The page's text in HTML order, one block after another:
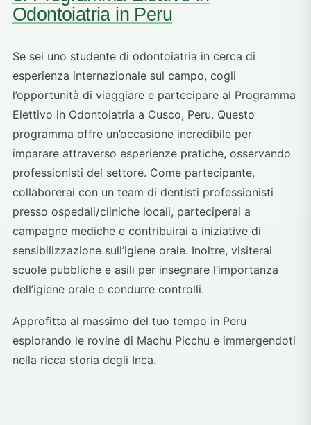
Odontoiatria in Peru
Se sei uno studente di odontoiatria in cerca di
esperienza internazionale sul campo, cogli
l’opportunità di viaggiare e partecipare al Programma
Elettivo in Odontoiatria a Cusco, Peru. Questo
programma offre un’occasione incredibile per
imparare attraverso esperienze pratiche, osservando
professionisti del settore. Come partecipante,
collaborerai con un team di dentisti professionisti
presso ospedali/cliniche locali, parteciperai a
campagne mediche e contribuirai a iniziative di
sensibilizzazione sull’igiene orale. Inoltre, visiterai
scuole pubbliche e asili per insegnare l’importanza
dell’igiene orale e condurre controlli.
Approfitta al massimo del tuo tempo in Peru
esplorando le rovine di Machu Picchu e immergendoti
nella ricca storia degli Inca.